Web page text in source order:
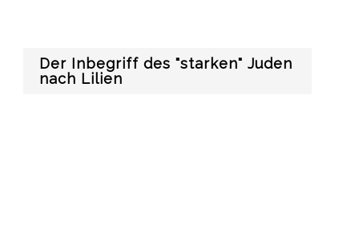
Der Inbegriff des "starken" Juden
nach Lilien